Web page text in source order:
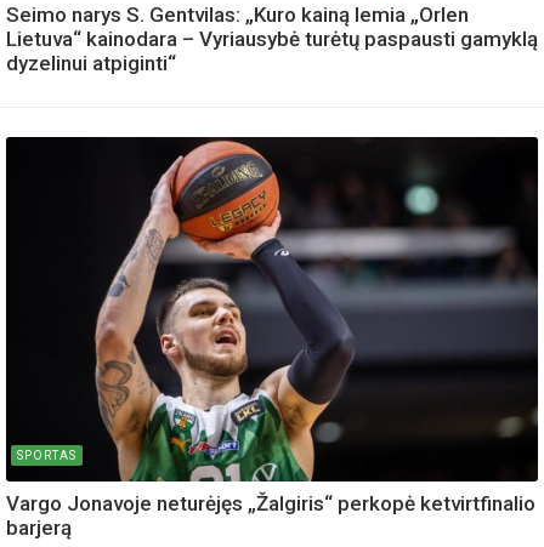
Seimo narys S. Gentvilas: „Kuro kainą lemia „Orlen
Lietuva“ kainodara – Vyriausybė turėtų paspausti gamyklą
dyzelinui atpiginti“
SPORTAS
Vargo Jonavoje neturėjęs „Žalgiris“ perkopė ketvirtfinalio
barjerą